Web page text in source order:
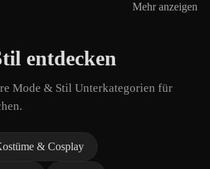
Mehr anzeigen
entdecken
Mode & Stil Unterkategorien für
& Cosplay